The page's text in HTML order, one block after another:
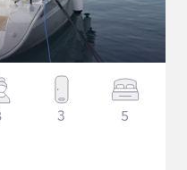
3 5